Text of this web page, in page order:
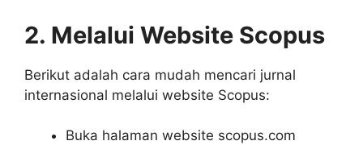
2. Melalui Website Scopus
Berikut adalah cara mudah mencari jurnal
internasional melalui website Scopus:
Buka halaman website scopus.com